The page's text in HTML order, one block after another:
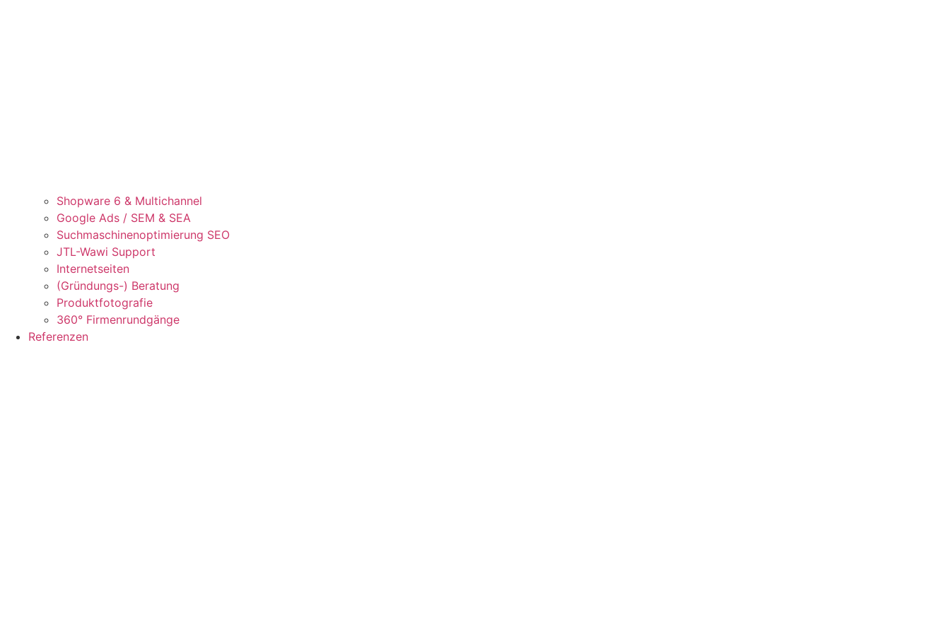
Shopware 6 & Multichannel
Google Ads / SEM & SEA
Suchmaschinenoptimierung SEO
JTL-Wawi Support
Internetseiten
(Gründungs-) Beratung
Produktfotografie
360° Firmenrundgänge
Referenzen